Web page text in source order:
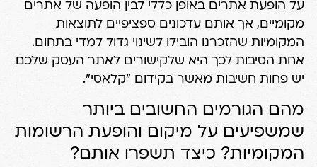
על הופעת אתרים באופן כללי לבין הופעה של אתרים
מקומיים, אך אותם עדכונים ספציפיים לתוצאות
המקומיות שהזכרנו הובילו לשינוי גדול למדי בתחום.
אחת הסיבות לכך היא שלקישורים לאתר העסק שלכם
יש פחות חשיבות מאשר בקידום "קלאסי".
מהם הגורמים החשובים ביותר
שמשפיעים על מיקום והופעת הרשומות
המקומיות? כיצד תשפרו אותם?